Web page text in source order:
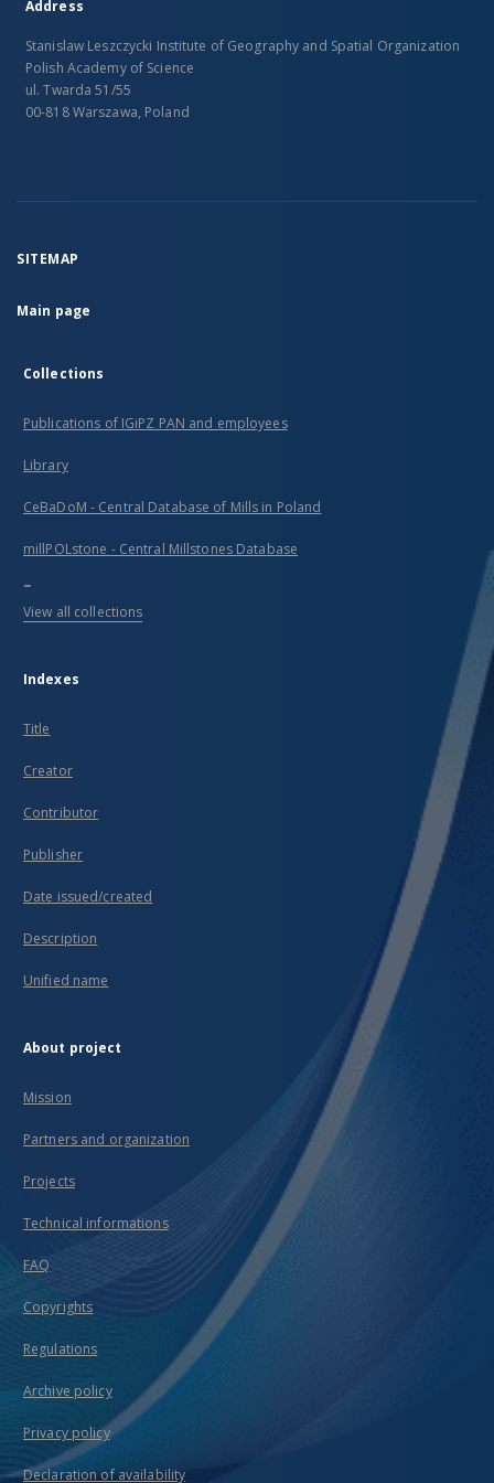
Address
Stanislaw Leszczycki Institute of Geography and Spatial Organization
Polish Academy of Science
ul. Twarda 51/55
00-818 Warszawa, Poland
SITEMAP
Main page
Collections
Publications of IGiPZ PAN and employees
Library
CeBaDoM - Central Database of Mills in Poland
millPOLstone - Central Millstones Database
...
View all collections
Indexes
Title
Creator
Contributor
Publisher
Date issued/created
Description
Unified name
About project
Mission
Partners and organization
Projects
Technical informations
FAQ
Copyrights
Regulations
Archive policy
Privacy policy
Declaration of availability